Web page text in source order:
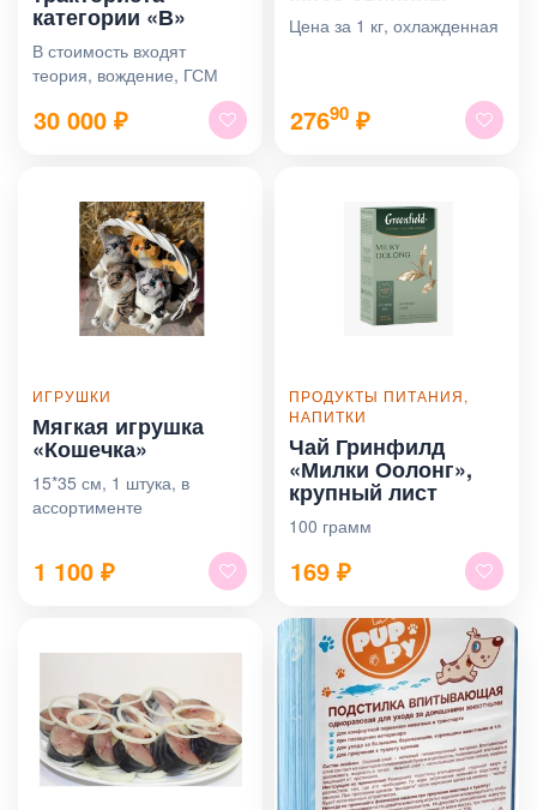
категории «В»
В стоимость входят
теория, вождение, ГСМ
30 000 ₽
Цена за 1 кг, охлажденная
27690 ₽
ИГРУШКИ
Мягкая игрушка
«Кошечка»
15*35 см, 1 штука, в
ассортименте
1 100 ₽
ПРОДУКТЫ ПИТАНИЯ,
НАПИТКИ
Чай Гринфилд
«Милки Оолонг»,
крупный лист
100 грамм
169 ₽